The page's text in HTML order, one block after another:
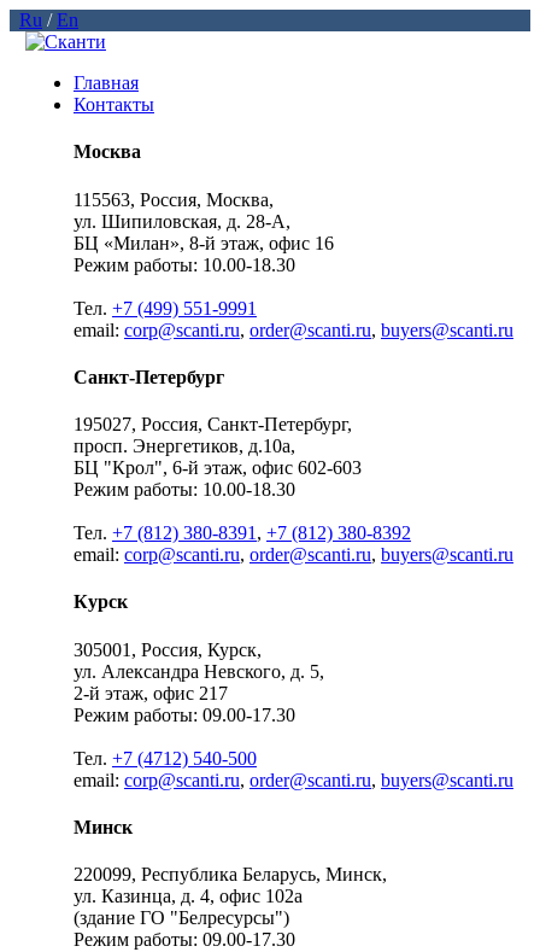
Ru /En
Главная
Контакты
Москва
115563, Россия, Москва,
ул. Шипиловская, д. 28-А,
БЦ «Милан», 8-й этаж, офис 16
Режим работы: 10.00-18.30
Тел. +7 (499) 551-9991
email: corp@scanti.ru, order@scanti.ru, buyers@scanti.ru
Санкт-Петербург
195027, Россия, Санкт-Петербург,
просп. Энергетиков, д.10а,
БЦ "Крол", 6-й этаж, офис 602-603
Режим работы: 10.00-18.30
Тел. +7 (812) 380-8391 , +7 (812) 380-8392
email: corp@scanti.ru, order@scanti.ru, buyers@scanti.ru
Курск
305001, Россия, Курск,
ул. Александра Невского, д. 5,
2-й этаж, офис 217
Режим работы: 09.00-17.30
Тел. +7 (4712) 540-500
email: corp@scanti.ru, order@scanti.ru, buyers@scanti.ru
Минск
220099, Республика Беларусь, Минск,
ул. Казинца, д. 4, офис 102a
(здание ГО "Белресурсы")
Режим работы: 09.00-17.30